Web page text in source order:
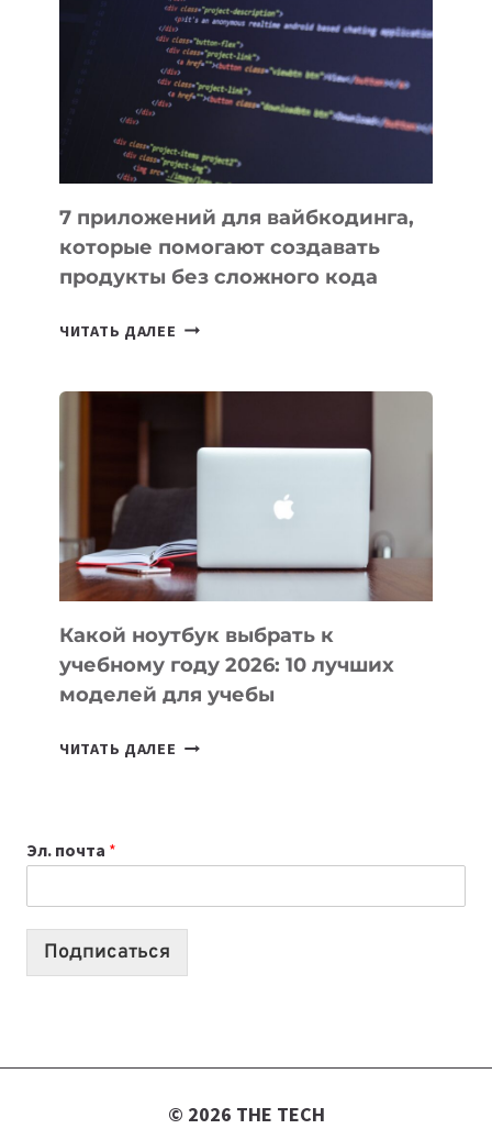
ИНСТРУМЕНТОВ
ДЛЯ
РАБОТЫ
7 приложений для вайбкодинга,
которые помогают создавать
продукты без сложного кода
ЧИТАТЬ ДАЛЕЕ 7
ПОМОГАЮТ
СОЗДАВАТЬ
БЕЗ
СЛОЖНОГО
КОДА
Какой ноутбук выбрать к
учебному году 2026: 10 лучших
моделей для учебы
ЧИТАТЬ ДАЛЕЕ КАКОЙ
2026:
10
Эл. почта *
Подписаться
© 2026 THE TECH